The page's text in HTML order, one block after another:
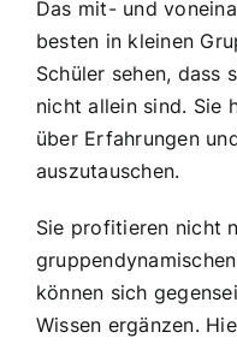
Das mit- und
besten in kleinen
Schüler sehen, dass
nicht allein sind. Sie
über Erfahrungen
auszutauschen.
Sie profitieren nicht
können sich
Wissen ergänzen.